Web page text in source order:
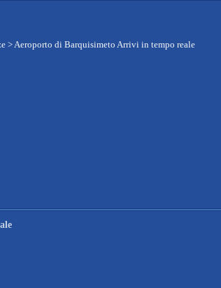
>Aeroporto di Barquisimeto Arrivi in tempo reale